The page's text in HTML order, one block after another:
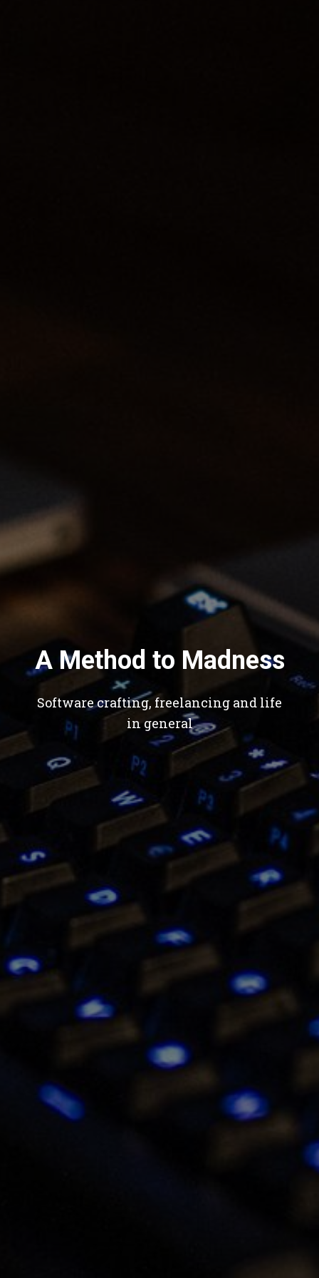
A Method to Madness
Software crafting, freelancing and life
in general